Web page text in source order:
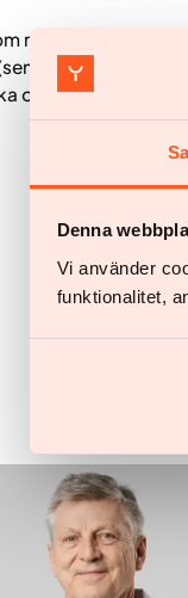
Denna
Vi använder
funktionalitet,
medicinsk produkt:
opdaget
og Europa